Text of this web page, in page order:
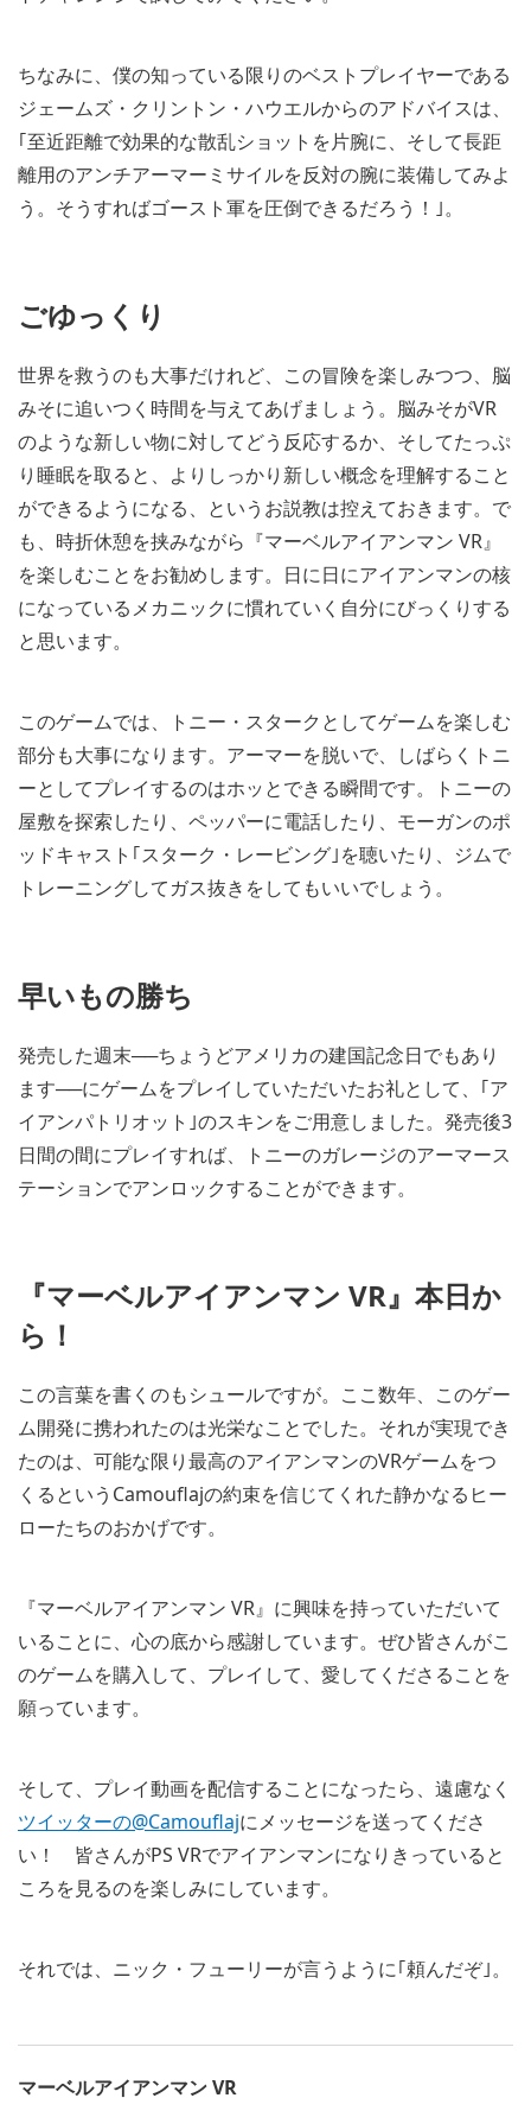
ちなみに、僕の知っている限りのベストプレイヤーである
ジェームズ・クリントン・ハウエルからのアドバイスは、
｢至近距離で効果的な散乱ショットを片腕に、そして長距
離用のアンチアーマーミサイルを反対の腕に装備してみよ
う。そうすればゴースト軍を圧倒できるだろう！｣。
ごゆっくり
世界を救うのも大事だけれど、この冒険を楽しみつつ、脳
みそに追いつく時間を与えてあげましょう。脳みそがVR
のような新しい物に対してどう反応するか、そしてたっぷ
り睡眠を取ると、よりしっかり新しい概念を理解すること
ができるようになる、というお説教は控えておきます。で
も、時折休憩を挟みながら『マーベルアイアンマン VR』
を楽しむことをお勧めします。日に日にアイアンマンの核
になっているメカニックに慣れていく自分にびっくりする
と思います。
このゲームでは、トニー・スタークとしてゲームを楽しむ
部分も大事になります。アーマーを脱いで、しばらくトニ
ーとしてプレイするのはホッとできる瞬間です。トニーの
屋敷を探索したり、ペッパーに電話したり、モーガンのポ
ッドキャスト｢スターク・レービング｣を聴いたり、ジムで
トレーニングしてガス抜きをしてもいいでしょう。
早いもの勝ち
発売した週末──ちょうどアメリカの建国記念日でもあり
ます──にゲームをプレイしていただいたお礼として、｢ア
イアンパトリオット｣のスキンをご用意しました。発売後3
日間の間にプレイすれば、トニーのガレージのアーマース
テーションでアンロックすることができます。
『マーベルアイアンマン VR』本日か
ら！
この言葉を書くのもシュールですが。ここ数年、このゲー
ム開発に携われたのは光栄なことでした。それが実現でき
たのは、可能な限り最高のアイアンマンのVRゲームをつ
くるというCamouflajの約束を信じてくれた静かなるヒー
ローたちのおかげです。
『マーベルアイアンマン VR』に興味を持っていただいて
いることに、心の底から感謝しています。ぜひ皆さんがこ
のゲームを購入して、プレイして、愛してくださることを
願っています。
そして、プレイ動画を配信することになったら、遠慮なく
ツイッターの@Camouflajにメッセージを送ってくださ
い！ 皆さんがPS VRでアイアンマンになりきっていると
ころを見るのを楽しみにしています。
それでは、ニック・フューリーが言うように｢頼んだぞ｣。
マーベルアイアンマン VR